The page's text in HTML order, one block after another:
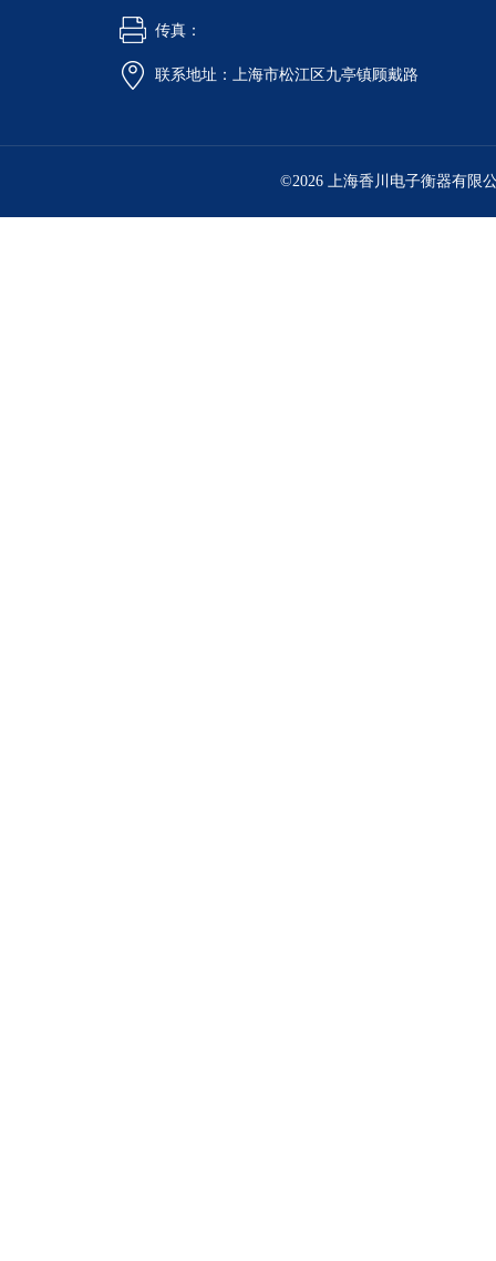
传真：
联系地址：上海市松江区九亭镇顾戴路
©2026 上海香川电子衡器有限